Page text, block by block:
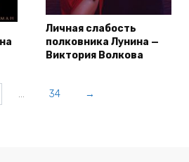
Личная слабость
полковника Лунина —
Виктория Волкова
… 34 →